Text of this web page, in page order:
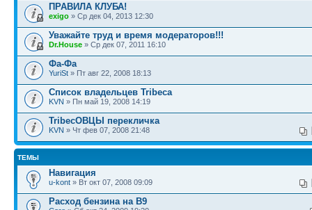
ПРАВИЛА КЛУБА!
exigo » Ср дек 04, 2013 12:30
Уважайте труд и время модераторов!!!
Dr.House » Ср дек 07, 2011 16:10
Фа-Фа
YuriSt » Пт авг 22, 2008 18:13
Список владельцев Tribeca
KVN » Пн май 19, 2008 14:19
TribecОВЦЫ перекличка
KVN » Чт фев 07, 2008 21:48
ТЕМЫ
Навигация
u-kont » Вт окт 07, 2008 09:09
Расход бензина на B9